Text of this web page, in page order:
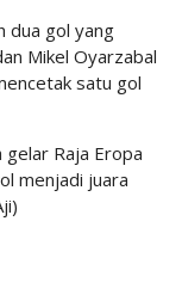
dua gol yang
Mikel Oyarzabal
satu gol
Raja Eropa
menjadi juara